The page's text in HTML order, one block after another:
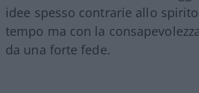
idee spesso contrarie allo
tempo ma con la
da una forte fede.